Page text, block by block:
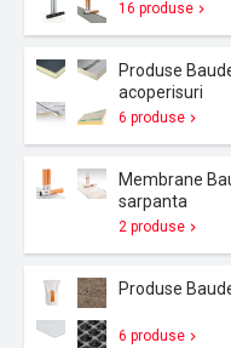
16 produse
Produse
acoperisuri
6 produse
Membrane
sarpanta
2 produse
Produse
6 produse